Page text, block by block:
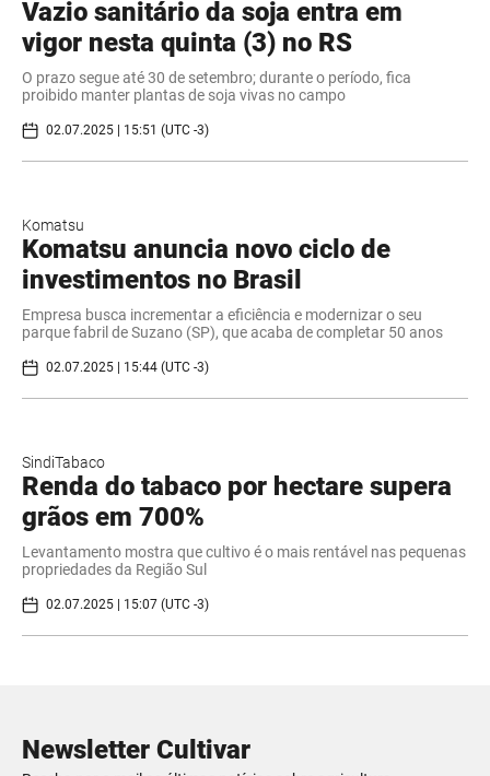
Vazio sanitário da soja entra em
vigor nesta quinta (3) no RS
O prazo segue até 30 de setembro; durante o período, fica
proibido manter plantas de soja vivas no campo
02.07.2025 | 15:51 (UTC -3)
Komatsu
Komatsu anuncia novo ciclo de
investimentos no Brasil
Empresa busca incrementar a eficiência e modernizar o seu
parque fabril de Suzano (SP), que acaba de completar 50 anos
02.07.2025 | 15:44 (UTC -3)
SindiTabaco
Renda do tabaco por hectare supera
grãos em 700%
Levantamento mostra que cultivo é o mais rentável nas pequenas
propriedades da Região Sul
02.07.2025 | 15:07 (UTC -3)
Newsletter Cultivar